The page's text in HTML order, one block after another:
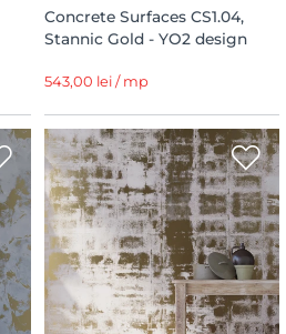
Concrete Surfaces CS1.04,
Stannic Gold - YO2 design
543,00 lei / mp